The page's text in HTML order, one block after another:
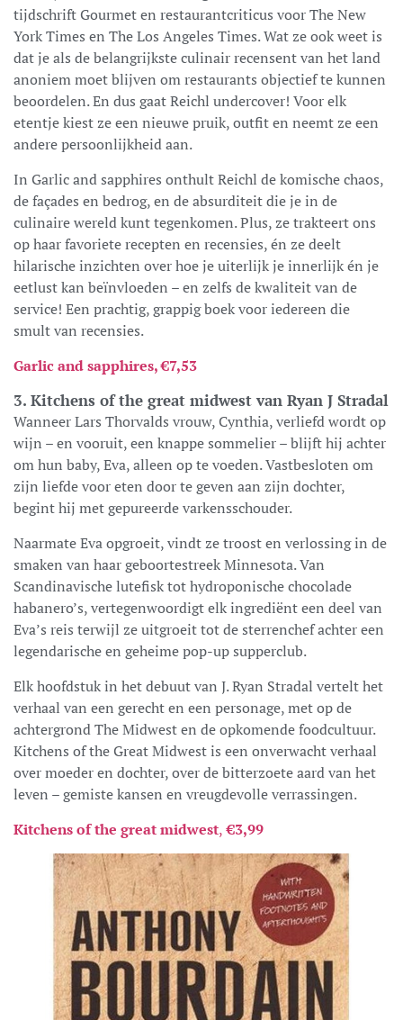
tijdschrift Gourmet en restaurantcriticus voor The New
York Times en The Los Angeles Times. Wat ze ook weet is
dat je als de belangrijkste culinair recensent van het land
anoniem moet blijven om restaurants objectief te kunnen
beoordelen. En dus gaat Reichl undercover! Voor elk
etentje kiest ze een nieuwe pruik, outfit en neemt ze een
andere persoonlijkheid aan.
In Garlic and sapphires onthult Reichl de komische chaos,
de façades en bedrog, en de absurditeit die je in de
culinaire wereld kunt tegenkomen. Plus, ze trakteert ons
op haar favoriete recepten en recensies, én ze deelt
hilarische inzichten over hoe je uiterlijk je innerlijk én je
eetlust kan beïnvloeden – en zelfs de kwaliteit van de
service! Een prachtig, grappig boek voor iedereen die
smult van recensies.
Garlic and sapphires, €7,53
3. Kitchens of the great midwest van Ryan J Stradal
Wanneer Lars Thorvalds vrouw, Cynthia, verliefd wordt op
wijn – en vooruit, een knappe sommelier – blijft hij achter
om hun baby, Eva, alleen op te voeden. Vastbesloten om
zijn liefde voor eten door te geven aan zijn dochter,
begint hij met gepureerde varkensschouder.
Naarmate Eva opgroeit, vindt ze troost en verlossing in de
smaken van haar geboortestreek Minnesota. Van
Scandinavische lutefisk tot hydroponische chocolade
habanero’s, vertegenwoordigt elk ingrediënt een deel van
Eva’s reis terwijl ze uitgroeit tot de sterrenchef achter een
legendarische en geheime pop-up supperclub.
Elk hoofdstuk in het debuut van J. Ryan Stradal vertelt het
verhaal van een gerecht en een personage, met op de
achtergrond The Midwest en de opkomende foodcultuur.
Kitchens of the Great Midwest is een onverwacht verhaal
over moeder en dochter, over de bitterzoete aard van het
leven – gemiste kansen en vreugdevolle verrassingen.
Kitchens of the great midwest,€3,99